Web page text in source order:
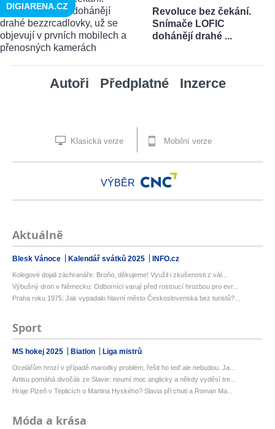
Revoluce bez čekání.
Snímače LOFIC
dohánějí drahé ...
DIGIARENA.CZ
Autoři Předplatné Inzerce
Klasická verze Mobilní verze
VÝBĚR
Aktuálně
Blesk Vánoce Kalendář svátků 2025 INFO.cz
Kolegové dojali záchranáře: Broňo, děkujeme! Využil i zkušenosti z vál...
Výbušný dron v Německu: Odborníci varují před rostoucí hrozbou pro evr...
Praha roku 1975: Jak vypadalo hlavní město Československa bez turistů?...
Sport
MS hokej 2025 Biatlon Liga mistrů
Ocelářům hrozí v případě marodky problém, řešit ho teď ale nebudou. Ja...
Artisu pomáhá divočák ze Slavie: neumí moc anglicky a někdy vyděsí tre...
Hraje Plzeň v Teplicích o Martina Hyského? Slavia při chuti a Roman Ma...
Móda a krása